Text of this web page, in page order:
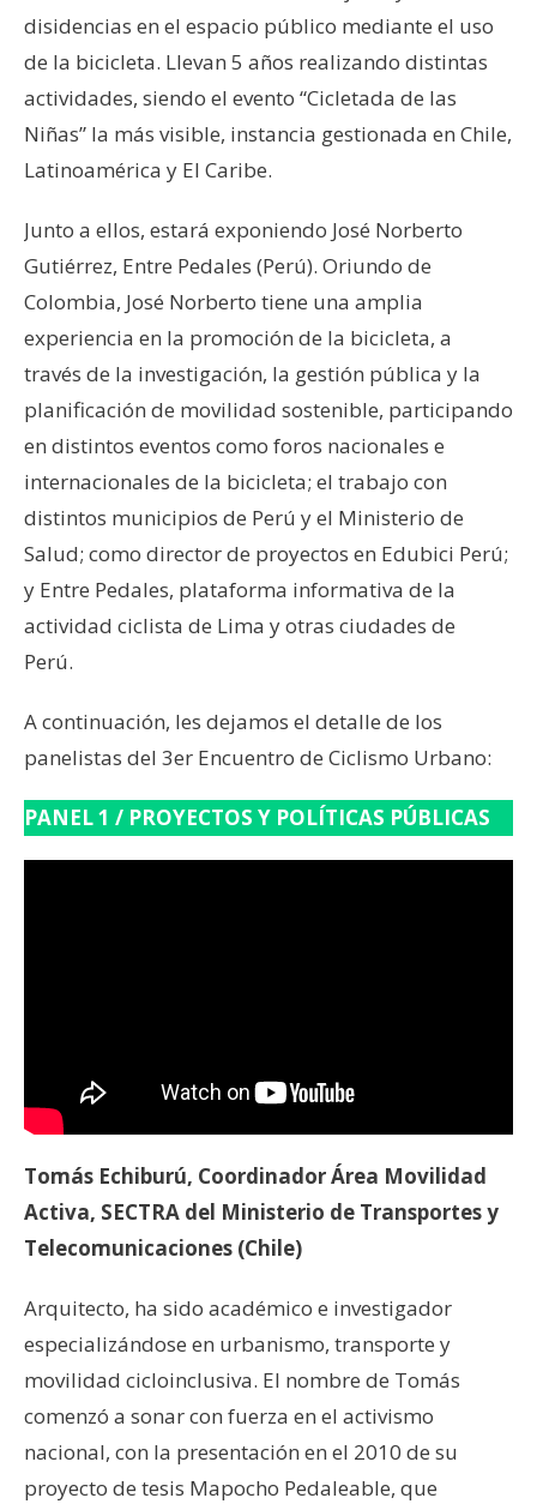
disidencias en el espacio público mediante el uso
de la bicicleta. Llevan 5 años realizando distintas
actividades, siendo el evento “Cicletada de las
Niñas” la más visible, instancia gestionada en Chile,
Latinoamérica y El Caribe.
Junto a ellos, estará exponiendo José Norberto
Gutiérrez, Entre Pedales (Perú). Oriundo de
Colombia, José Norberto tiene una amplia
experiencia en la promoción de la bicicleta, a
través de la investigación, la gestión pública y la
planificación de movilidad sostenible, participando
en distintos eventos como foros nacionales e
internacionales de la bicicleta; el trabajo con
distintos municipios de Perú y el Ministerio de
Salud; como director de proyectos en Edubici Perú;
y Entre Pedales, plataforma informativa de la
actividad ciclista de Lima y otras ciudades de
Perú.
A continuación, les dejamos el detalle de los
panelistas del 3er Encuentro de Ciclismo Urbano:
PANEL 1 / PROYECTOS Y POLÍTICAS PÚBLICAS
Tomás Echiburú, Coordinador Área Movilidad
Activa, SECTRA del Ministerio de Transportes y
Telecomunicaciones (Chile)
Arquitecto, ha sido académico e investigador
especializándose en urbanismo, transporte y
movilidad cicloinclusiva. El nombre de Tomás
comenzó a sonar con fuerza en el activismo
nacional, con la presentación en el 2010 de su
proyecto de tesis Mapocho Pedaleable, que